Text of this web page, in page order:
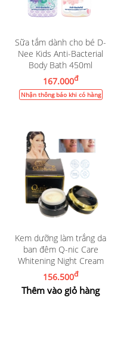
Sữa tắm dành cho bé D-
Nee Kids Anti-Bacterial
Body Bath 450ml
167.000đ
Nhận thông báo khi có hàng
Kem dưỡng làm trắng da
ban đêm Q-nic Care
Whitening Night Cream
156.500đ
Thêm vào giỏ hàng